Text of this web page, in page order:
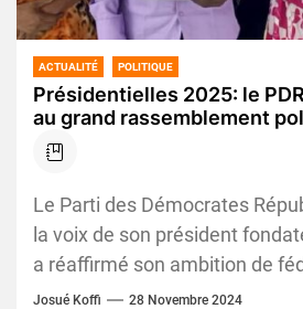
ACTUALITÉ POLITIQUE
Présidentielles 2025: le
au grand rassemblement
Le Parti des Démocrates
la voix de son président
a réaffirmé son ambition de
progressistes ivoiriennes...
Josué Koffi 28 Novembre 2024